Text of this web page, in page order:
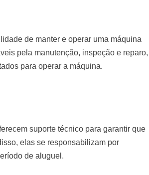
de manter e operar uma máquina
pela manutenção, inspeção e reparo,
para operar a máquina.
suporte técnico para garantir que
elas se responsabilizam por
de aluguel.